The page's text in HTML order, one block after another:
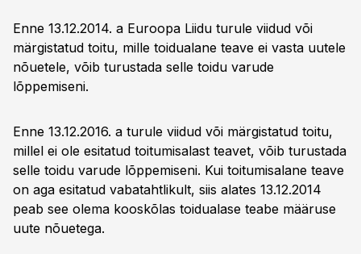
Enne 13.12.2014. a Euroopa Liidu turule viidud või
märgistatud toitu, mille toidualane teave ei vasta uutele
nõuetele, võib turustada selle toidu varude
lõppemiseni.
Enne 13.12.2016. a turule viidud või märgistatud toitu,
millel ei ole esitatud toitumisalast teavet, võib turustada
selle toidu varude lõppemiseni. Kui toitumisalane teave
on aga esitatud vabatahtlikult, siis alates 13.12.2014
peab see olema kooskõlas toidualase teabe määruse
uute nõuetega.